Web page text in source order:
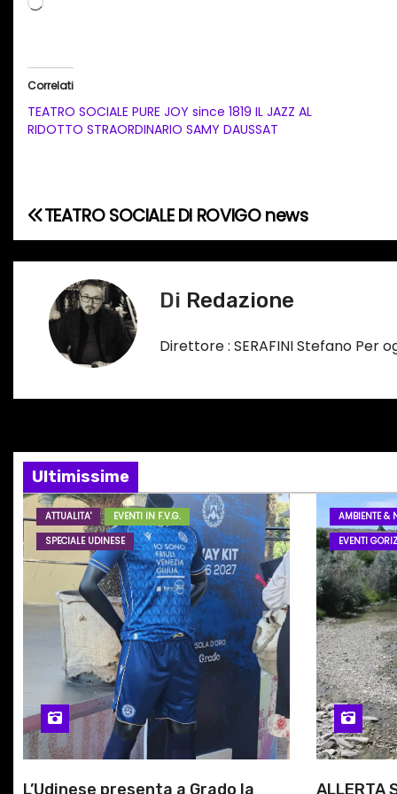
a
c
s
…
Correlati
TEATRO SOCIALE PURE JOY since 1819 IL JAZZ AL
RIDOTTO STRAORDINARIO SAMY DAUSSAT
N
a
a
z
i
o
n
e
a
t
i
c
TEATRO SOCIALE DI ROVIGO news
Di Redazione
Direttore : SERAFINI Stefano
Ultimissime
ATTUALITA'
EVENTI IN F.V.G.
SPECIALE UDINESE
L’Udinese presenta a Grado la
AMBIENTE &
EVENTI
ALLERTA